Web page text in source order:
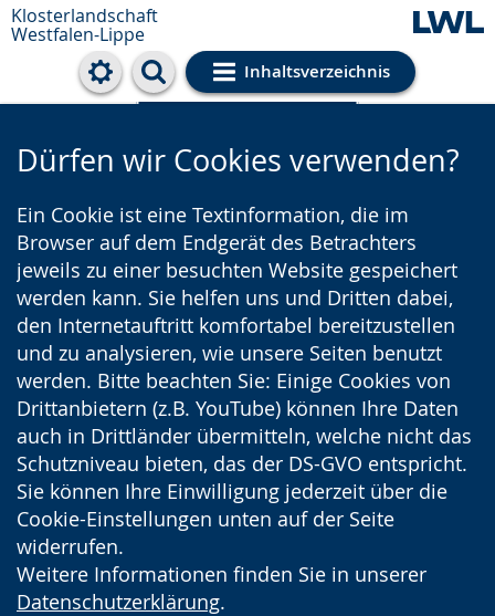
Klosterlandschaft
Westfalen-Lippe
Inhaltsverzeichnis
Cookie-Einstellungen
Dürfen wir Cookies verwenden?
Ein Cookie ist eine Textinformation, die im
Browser auf dem Endgerät des Betrachters
jeweils zu einer besuchten Website gespeichert
werden kann. Sie helfen uns und Dritten dabei,
den Internetauftritt komfortabel bereitzustellen
und zu analysieren, wie unsere Seiten benutzt
werden. Bitte beachten Sie: Einige Cookies von
Drittanbietern (z.B. YouTube) können Ihre Daten
auch in Drittländer übermitteln, welche nicht das
Schutzniveau bieten, das der DS-GVO entspricht.
Sie können Ihre Einwilligung jederzeit über die
Cookie-Einstellungen unten auf der Seite
widerrufen.
Weitere Informationen finden Sie in unserer
Datenschutzerklärung.